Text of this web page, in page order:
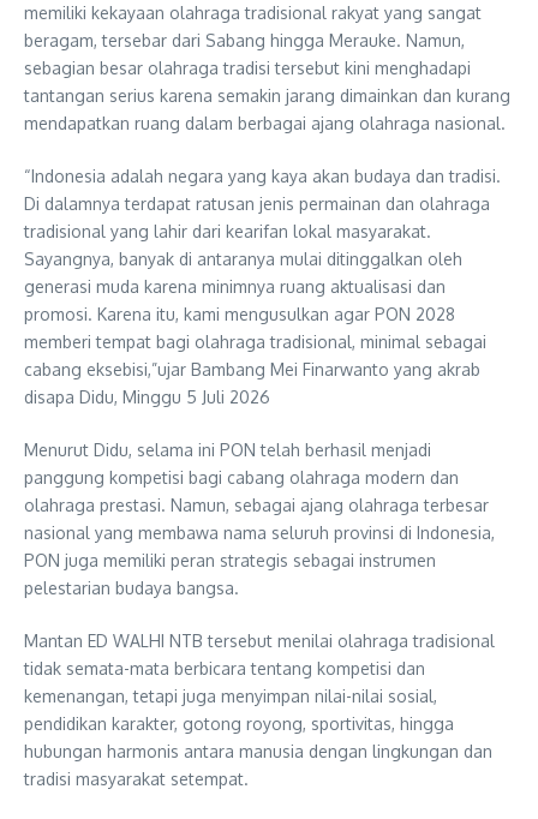
memiliki kekayaan olahraga tradisional rakyat yang sangat
beragam, tersebar dari Sabang hingga Merauke. Namun,
sebagian besar olahraga tradisi tersebut kini menghadapi
tantangan serius karena semakin jarang dimainkan dan kurang
mendapatkan ruang dalam berbagai ajang olahraga nasional.
“Indonesia adalah negara yang kaya akan budaya dan tradisi.
Di dalamnya terdapat ratusan jenis permainan dan olahraga
tradisional yang lahir dari kearifan lokal masyarakat.
Sayangnya, banyak di antaranya mulai ditinggalkan oleh
generasi muda karena minimnya ruang aktualisasi dan
promosi. Karena itu, kami mengusulkan agar PON 2028
memberi tempat bagi olahraga tradisional, minimal sebagai
cabang eksebisi,”ujar Bambang Mei Finarwanto yang akrab
disapa Didu, Minggu 5 Juli 2026
Menurut Didu, selama ini PON telah berhasil menjadi
panggung kompetisi bagi cabang olahraga modern dan
olahraga prestasi. Namun, sebagai ajang olahraga terbesar
nasional yang membawa nama seluruh provinsi di Indonesia,
PON juga memiliki peran strategis sebagai instrumen
pelestarian budaya bangsa.
Mantan ED WALHI NTB tersebut menilai olahraga tradisional
tidak semata-mata berbicara tentang kompetisi dan
kemenangan, tetapi juga menyimpan nilai-nilai sosial,
pendidikan karakter, gotong royong, sportivitas, hingga
hubungan harmonis antara manusia dengan lingkungan dan
tradisi masyarakat setempat.